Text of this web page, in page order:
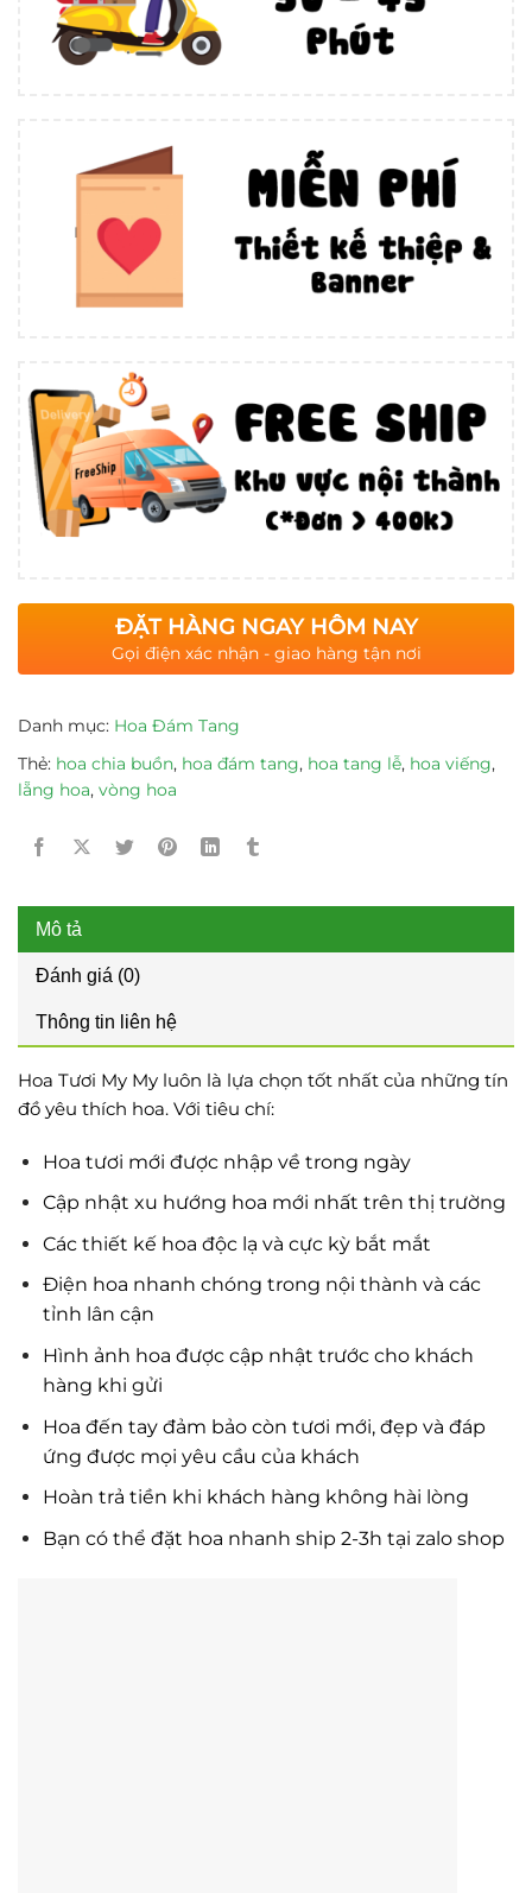
ĐẶT HÀNG NGAY HÔM NAY
Gọi điện xác nhận - giao hàng tận nơi
Danh mục: Hoa Đám Tang
Thẻ: hoa chia buồn, hoa đám tang, hoa tang lễ, hoa viếng,
lẵng hoa, vòng hoa
Mô tả
Đánh giá (0)
Thông tin liên hệ
Hoa Tươi My My luôn là lựa chọn tốt nhất của những tín
đồ yêu thích hoa. Với tiêu chí:
Hoa tươi mới được nhập về trong ngày
Cập nhật xu hướng hoa mới nhất trên thị trường
Các thiết kế hoa độc lạ và cực kỳ bắt mắt
Điện hoa nhanh chóng trong nội thành và các
tỉnh lân cận
Hình ảnh hoa được cập nhật trước cho khách
hàng khi gửi
Hoa đến tay đảm bảo còn tươi mới, đẹp và đáp
ứng được mọi yêu cầu của khách
Hoàn trả tiền khi khách hàng không hài lòng
Bạn có thể đặt hoa nhanh ship 2-3h tại zalo shop